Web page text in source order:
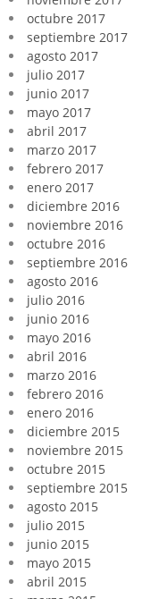
octubre 2017
septiembre 2017
agosto 2017
julio 2017
junio 2017
mayo 2017
abril 2017
marzo 2017
febrero 2017
enero 2017
diciembre 2016
noviembre 2016
octubre 2016
septiembre 2016
agosto 2016
julio 2016
junio 2016
mayo 2016
abril 2016
marzo 2016
febrero 2016
enero 2016
diciembre 2015
noviembre 2015
octubre 2015
septiembre 2015
agosto 2015
julio 2015
junio 2015
mayo 2015
abril 2015